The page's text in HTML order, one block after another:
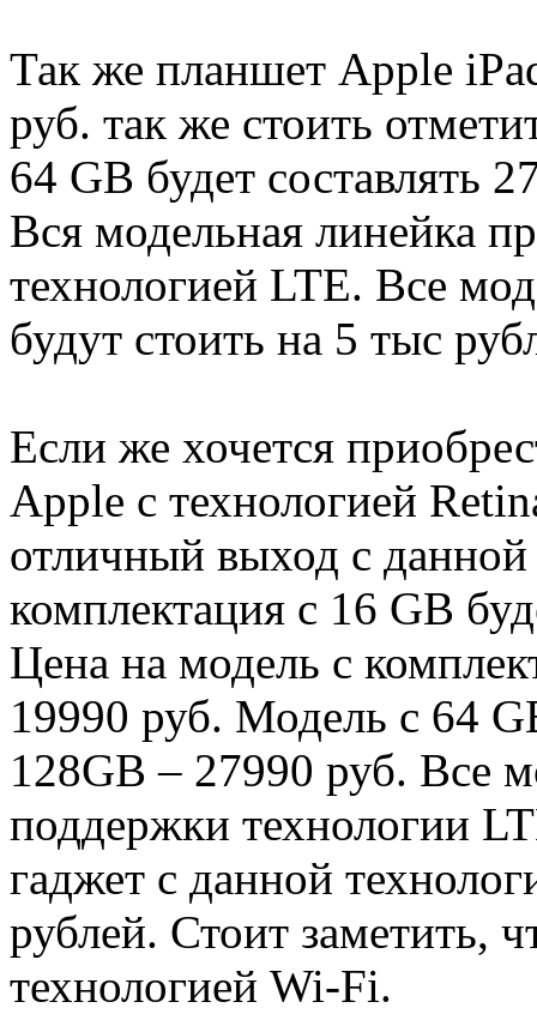
Так же планшет Apple
руб. так же стоить
64 GВ будет составлять
Вся модельная линейка
технологией LTE. Все
будут стоить на 5 тыс
Если же хочется
Apple с технологией
отличный выход с данной
комплектация с 16 GВ
Цена на модель с
19990 руб. Модель с 64
128GВ – 27990 руб. Все
поддержки технологии
гаджет с данной
рублей. Стоит заметить,
технологией Wi-Fi.